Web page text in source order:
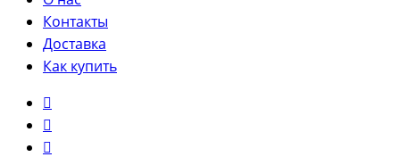
Контакты
Доставка
Как купить